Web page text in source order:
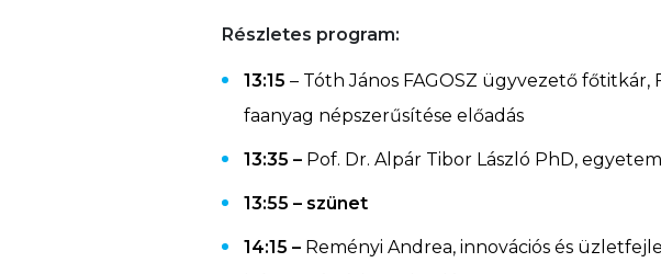
Részletes program:
13:15 – Tóth János FAGOSZ ügyvezető főtitkár,
faanyag népszerűsítése előadás
13:35 – Pof. Dr. Alpár Tibor László PhD,
13:55 – szünet
14:15 – Reményi Andrea, innovációs és